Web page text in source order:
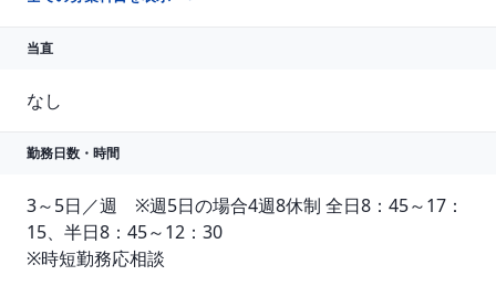
当直
なし
勤務日数・時間
3～5日／週　※週5日の場合4週8休制 全日8：45～17：
15、半日8：45～12：30
※時短勤務応相談